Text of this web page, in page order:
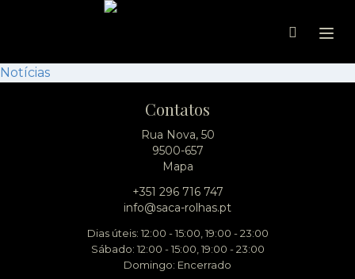
Notícias
Contatos
Rua Nova, 50
9500-657
Mapa
+351 296 716 747
info@saca-rolhas.pt
Dias úteis: 12:00 - 15:00, 19:00 - 23:00
Sábado: 12:00 - 15:00, 19:00 - 23:00
Domingo: Encerrado